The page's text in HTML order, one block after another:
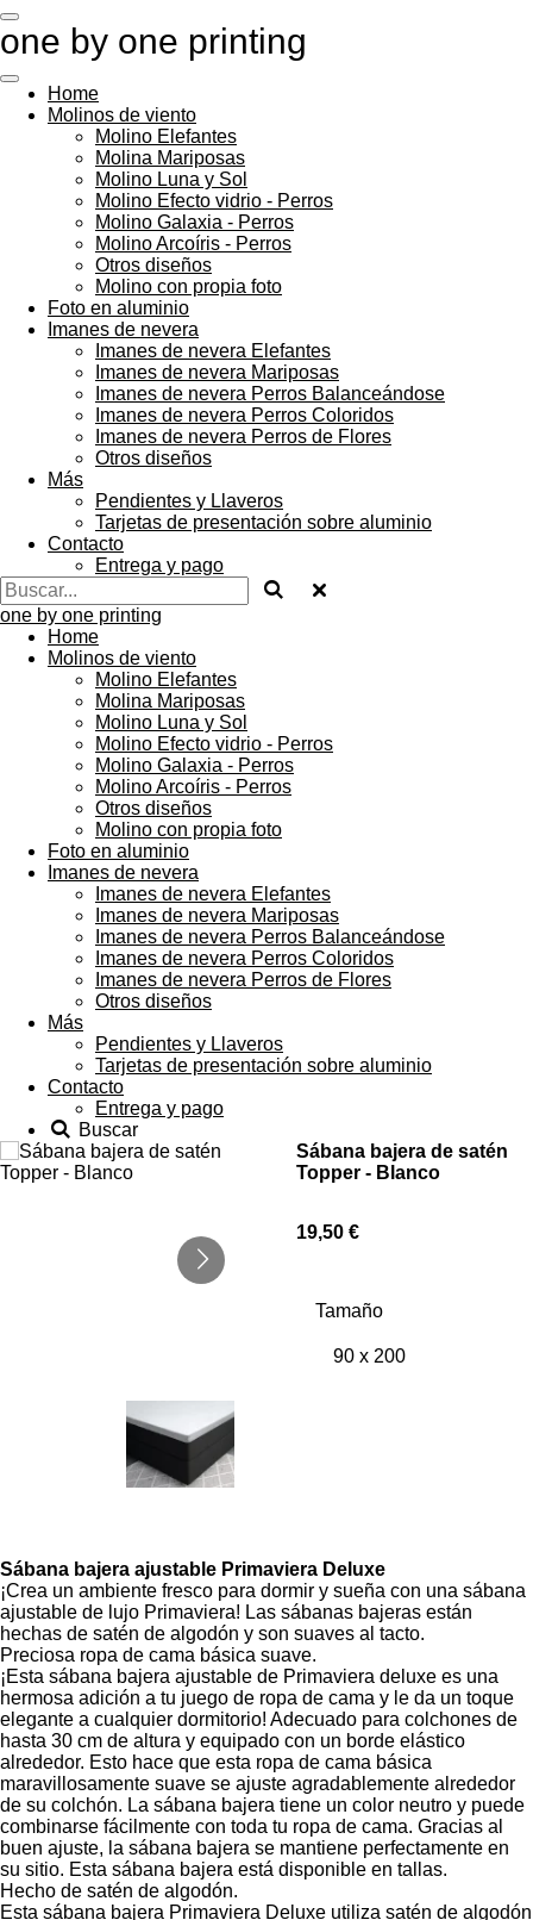
Ir
al
contenido
principal
one by one printing
Home
Molinos de viento
Molino Elefantes
Molina Mariposas
Molino Luna y Sol
Molino Efecto vidrio - Perros
Molino Galaxia - Perros
Molino Arcoíris - Perros
Otros diseños
Molino con propia foto
Foto en aluminio
Imanes de nevera
Imanes de nevera Elefantes
Imanes de nevera Mariposas
Imanes de nevera Perros Balanceándose
Imanes de nevera Perros Coloridos
Imanes de nevera Perros de Flores
Otros diseños
Más
Pendientes y Llaveros
Tarjetas de presentación sobre aluminio
Contacto
Entrega y pago
one by one printing
Home
Molinos de viento
Molino Elefantes
Molina Mariposas
Molino Luna y Sol
Molino Efecto vidrio - Perros
Molino Galaxia - Perros
Molino Arcoíris - Perros
Otros diseños
Molino con propia foto
Foto en aluminio
Imanes de nevera
Imanes de nevera Elefantes
Imanes de nevera Mariposas
Imanes de nevera Perros Balanceándose
Imanes de nevera Perros Coloridos
Imanes de nevera Perros de Flores
Otros diseños
Más
Pendientes y Llaveros
Tarjetas de presentación sobre aluminio
Contacto
Entrega y pago
Buscar
Sábana bajera de satén
Topper - Blanco
19,50 €
Tamaño
Sábana bajera ajustable Primaviera Deluxe
¡Crea un ambiente fresco para dormir y sueña con una sábana
ajustable de lujo Primaviera! Las sábanas bajeras están
hechas de satén de algodón y son suaves al tacto.
Preciosa ropa de cama básica suave.
¡Esta sábana bajera ajustable de Primaviera deluxe es una
hermosa adición a tu juego de ropa de cama y le da un toque
elegante a cualquier dormitorio! Adecuado para colchones de
hasta 30 cm de altura y equipado con un borde elástico
alrededor. Esto hace que esta ropa de cama básica
maravillosamente suave se ajuste agradablemente alrededor
de su colchón. La sábana bajera tiene un color neutro y puede
combinarse fácilmente con toda tu ropa de cama. Gracias al
buen ajuste, la sábana bajera se mantiene perfectamente en
su sitio. Esta sábana bajera está disponible en tallas.
Hecho de satén de algodón.
Esta sábana bajera Primaviera Deluxe utiliza satén de algodón